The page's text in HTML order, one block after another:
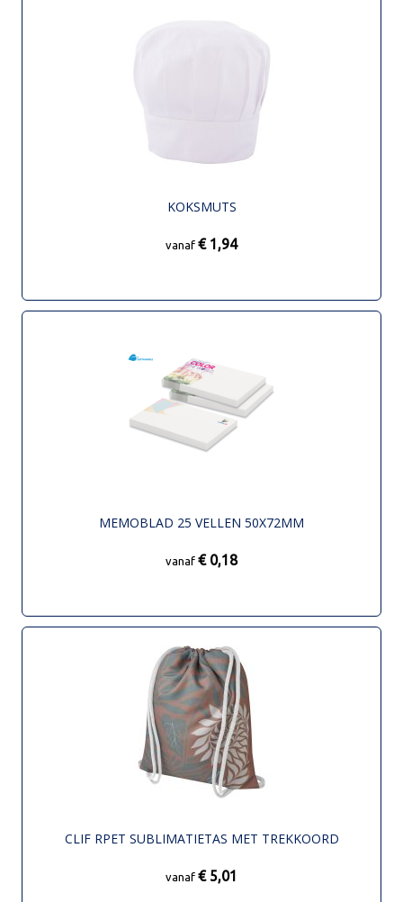
KOKSMUTS
vanaf € 1,94
MEMOBLAD 25 VELLEN 50X72MM
vanaf € 0,18
CLIF RPET SUBLIMATIETAS MET TREKKOORD
vanaf € 5,01